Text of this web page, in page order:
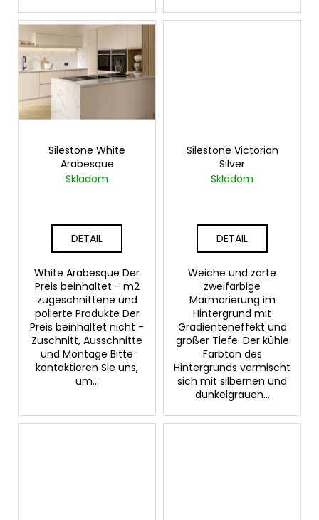
Silestone White
Arabesque
Skladom
DETAIL
White Arabesque Der
Preis beinhaltet - m2
zugeschnittene und
polierte Produkte Der
Preis beinhaltet nicht -
Zuschnitt, Ausschnitte
und Montage Bitte
kontaktieren Sie uns,
um...
Silestone Victorian
Silver
Skladom
DETAIL
Weiche und zarte
zweifarbige
Marmorierung im
Hintergrund mit
Gradienteneffekt und
großer Tiefe. Der kühle
Farbton des
Hintergrunds vermischt
sich mit silbernen und
dunkelgrauen...